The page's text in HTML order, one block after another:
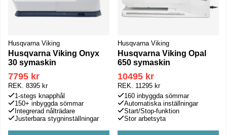
Husqvarna Viking
Husqvarna Viking Onyx
30 symaskin
7795 kr
REK. 8395 kr
1-stegs knapphål
150+ inbyggda sömmar
Integrerad nålträdare
Justerbara stygninställningar
Husqvarna Viking
Husqvarna Viking Opal
650 symaskin
10495 kr
REK. 11295 kr
160 inbyggda sömmar
Automatiska inställningar
Start/Stop-funktion
Stor arbetsyta